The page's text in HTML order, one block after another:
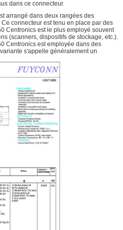
dans ce connecteur.
arrangé dans deux rangées des
connecteur est tenu en place par des
Centronics est le plus employé souvent
(scanners, dispositifs de stockage, etc.).
Centronics est employée dans des
s'appelle généralement un